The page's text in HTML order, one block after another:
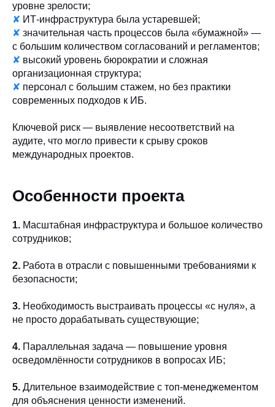
уровне зрелости;
✘ ИТ-инфраструктура была устаревшей;
✘ значительная часть процессов была «бумажной» —
с большим количеством согласований и регламентов;
✘ высокий уровень бюрократии и сложная
организационная структура;
✘ персонал с большим стажем, но без практики
современных подходов к ИБ.
Ключевой риск — выявление несоответствий на
аудите, что могло привести к срыву сроков
международных проектов.
Особенности проекта
1. Масштабная инфраструктура и большое количество
сотрудников;
2. Работа в отрасли с повышенными требованиями к
безопасности;
3. Необходимость выстраивать процессы «с нуля», а
не просто дорабатывать существующие;
4. Параллельная задача — повышение уровня
осведомлённости сотрудников в вопросах ИБ;
5. Длительное взаимодействие с топ-менеджементом
для объяснения ценности изменений.